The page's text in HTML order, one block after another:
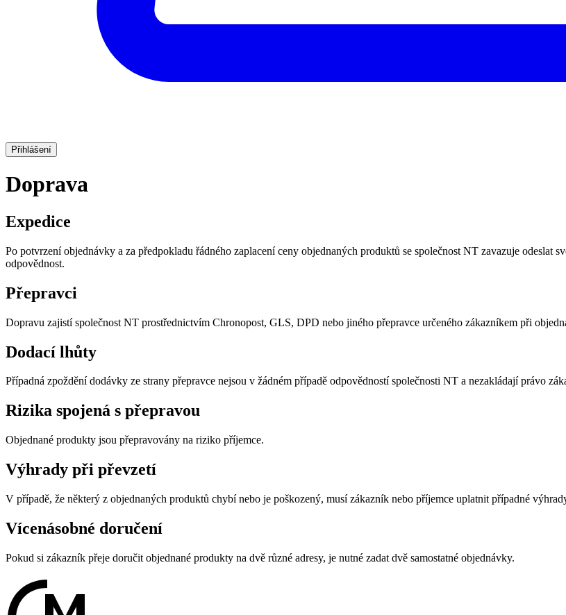
Přihlášení
Doprava
Expedice
Po potvrzení objednávky a za předpokladu řádného zaplacení ceny objednaných produktů se společnost NT zavazuje odeslat
odpovědnost.
Přepravci
Dopravu zajistí společnost NT prostřednictvím Chronopost, GLS, DPD nebo jiného přepravce určeného zákazníkem při
Dodací lhůty
Případná zpoždění dodávky ze strany přepravce nejsou v žádném případě odpovědností společnosti NT a nezakládají právo
Rizika spojená s přepravou
Objednané produkty jsou přepravovány na riziko příjemce.
Výhrady při převzetí
V případě, že některý z objednaných produktů chybí nebo je poškozený, musí zákazník nebo příjemce uplatnit případné
Vícenásobné doručení
Pokud si zákazník přeje doručit objednané produkty na dvě různé adresy, je nutné zadat dvě samostatné objednávky.